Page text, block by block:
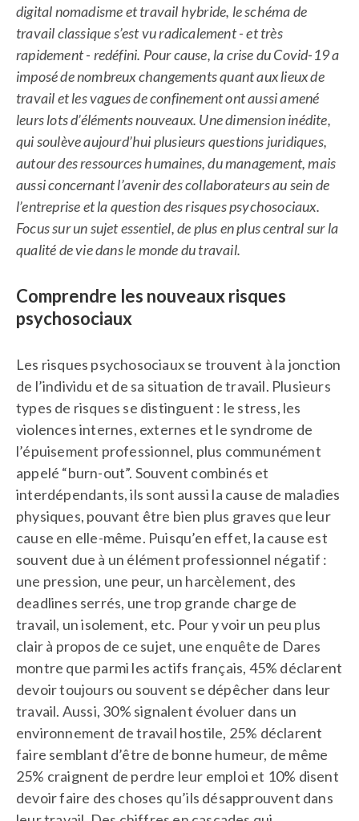
digital nomadisme et travail hybride, le schéma de
travail classique s’est vu radicalement - et très
rapidement - redéfini. Pour cause, la crise du Covid-19 a
imposé de nombreux changements quant aux lieux de
travail et les vagues de confinement ont aussi amené
leurs lots d’éléments nouveaux. Une dimension inédite,
qui soulève aujourd’hui plusieurs questions juridiques,
autour des ressources humaines, du management, mais
aussi concernant l’avenir des collaborateurs au sein de
l’entreprise et la question des risques psychosociaux.
Focus sur un sujet essentiel, de plus en plus central sur la
qualité de vie dans le monde du travail.
Comprendre les nouveaux risques
psychosociaux
Les risques psychosociaux se trouvent à la jonction
de l’individu et de sa situation de travail. Plusieurs
types de risques se distinguent : le stress, les
violences internes, externes et le syndrome de
l’épuisement professionnel, plus communément
appelé “burn-out”. Souvent combinés et
interdépendants, ils sont aussi la cause de maladies
physiques, pouvant être bien plus graves que leur
cause en elle-même. Puisqu’en effet, la cause est
souvent due à un élément professionnel négatif :
une pression, une peur, un harcèlement, des
deadlines serrés, une trop grande charge de
travail, un isolement, etc. Pour y voir un peu plus
clair à propos de ce sujet, une enquête de Dares
montre que parmi les actifs français, 45% déclarent
devoir toujours ou souvent se dépêcher dans leur
travail. Aussi, 30% signalent évoluer dans un
environnement de travail hostile, 25% déclarent
faire semblant d’être de bonne humeur, de même
25% craignent de perdre leur emploi et 10% disent
devoir faire des choses qu’ils désapprouvent dans